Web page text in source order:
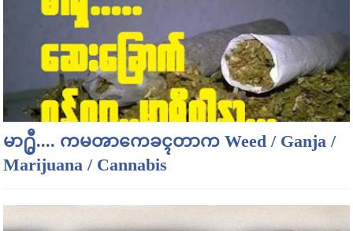
မာ႐ွီ.... ကမၻာကေခၚတာက Weed / Ganja /
Marijuana / Cannabis